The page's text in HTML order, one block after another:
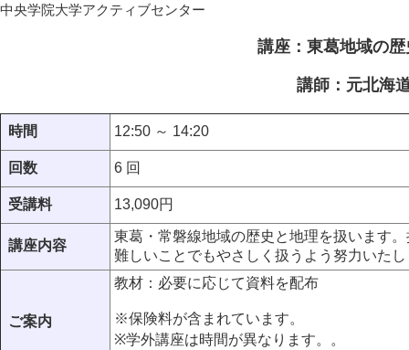
中央学院大学アクティブセンター
講座：東葛地域の
講師：元北海
時間 12:50 ～ 14:20
回数 6 回
受講料 13,090円
講座内容
東葛・常磐線地域の歴史と地理を扱います
難しいことでもやさしく扱うよう努力いた
ご案内
教材：必要に応じて資料を配布
※保険料が含まれています。
※学外講座は時間が異なります。。